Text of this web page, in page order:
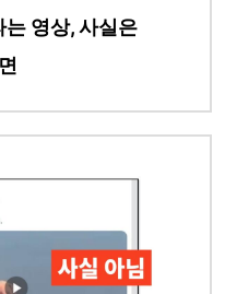
영상, 사실은